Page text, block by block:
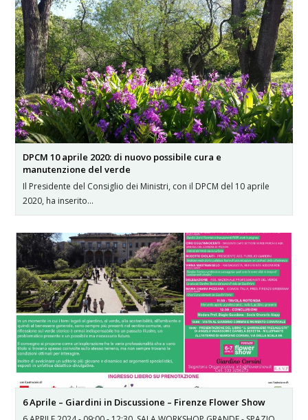
DPCM 10 aprile 2020: di nuovo possibile cura e
manutenzione del verde
Il Presidente del Consiglio dei Ministri, con il DPCM del 10 aprile
2020, ha inserito…
6 Aprile – Giardini in Discussione – Firenze Flower Show